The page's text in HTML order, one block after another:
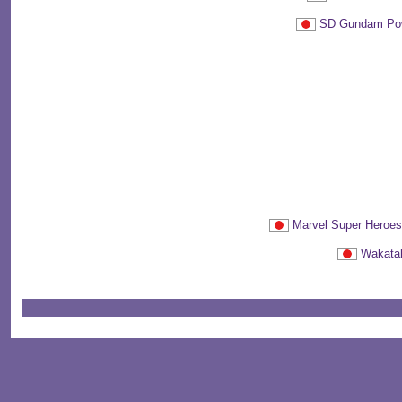
SD Gundam
Marvel Super